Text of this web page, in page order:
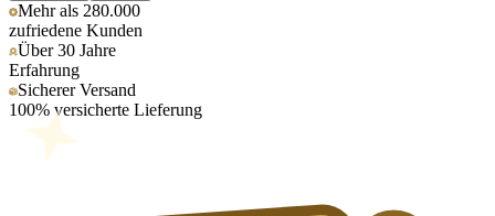
Mehr als 280.000
zufriedene Kunden
Über 30 Jahre
Erfahrung
Sicherer Versand
100% versicherte Lieferung